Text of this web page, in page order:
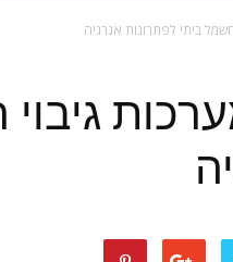
ביתי לפתרונות אנרגיה